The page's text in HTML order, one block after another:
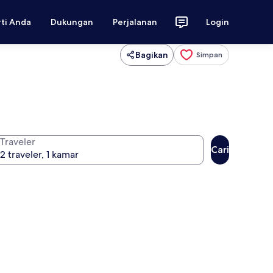
Anda Dukungan Perjalanan Login
Bagikan Simpan
Traveler
Cari